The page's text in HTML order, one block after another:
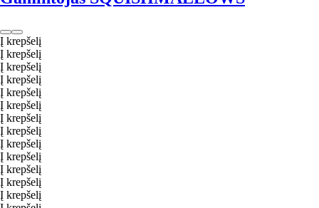
Į krepšelį
Į krepšelį
Į krepšelį
Į krepšelį
Į krepšelį
Į krepšelį
Į krepšelį
Į krepšelį
Į krepšelį
Į krepšelį
Į krepšelį
Į krepšelį
Į krepšelį